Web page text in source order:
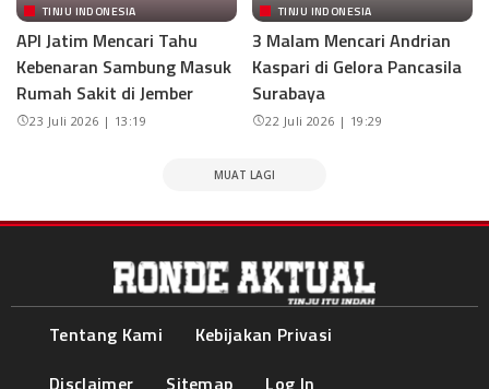
TINJU INDONESIA
API Jatim Mencari Tahu
Kebenaran Sambung Masuk
Rumah Sakit di Jember
23 Juli 2026 | 13:19
TINJU INDONESIA
3 Malam Mencari Andrian
Kaspari di Gelora Pancasila
Surabaya
22 Juli 2026 | 19:29
MUAT LAGI
Tentang Kami
Kebijakan Privasi
Disclaimer
Sitemap Log In